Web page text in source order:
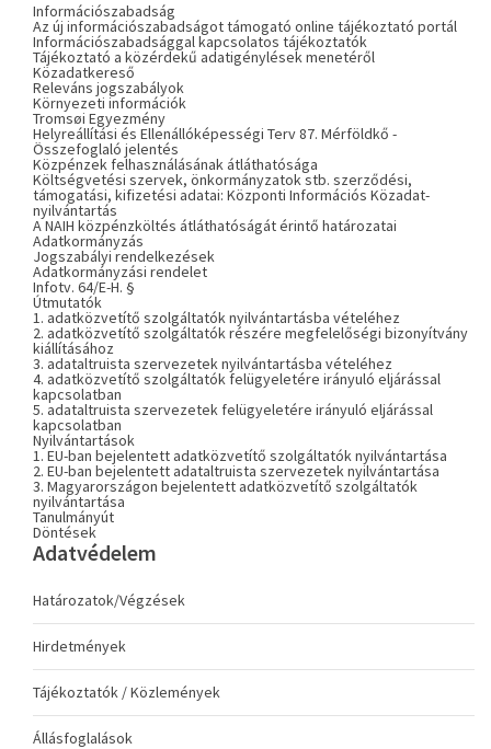
Információszabadság
Az új információszabadságot támogató online tájékoztató portál
Információszabadsággal kapcsolatos tájékoztatók
Tájékoztató a közérdekű adatigénylések menetéről
Közadatkereső
Releváns jogszabályok
Környezeti információk
Tromsøi Egyezmény
Helyreállítási és Ellenállóképességi Terv 87. Mérföldkő -
Összefoglaló jelentés
Közpénzek felhasználásának átláthatósága
Költségvetési szervek, önkormányzatok stb. szerződési,
támogatási, kifizetési adatai: Központi Információs Közadat-
nyilvántartás
A NAIH közpénzköltés átláthatóságát érintő határozatai
Adatkormányzás
Jogszabályi rendelkezések
Adatkormányzási rendelet
Infotv. 64/E-H. §
Útmutatók
1. adatközvetítő szolgáltatók nyilvántartásba vételéhez
2. adatközvetítő szolgáltatók részére megfelelőségi bizonyítvány
kiállításához
3. adataltruista szervezetek nyilvántartásba vételéhez
4. adatközvetítő szolgáltatók felügyeletére irányuló eljárással
kapcsolatban
5. adataltruista szervezetek felügyeletére irányuló eljárással
kapcsolatban
Nyilvántartások
1. EU-ban bejelentett adatközvetítő szolgáltatók nyilvántartása
2. EU-ban bejelentett adataltruista szervezetek nyilvántartása
3. Magyarországon bejelentett adatközvetítő szolgáltatók
nyilvántartása
Tanulmányút
Döntések
Adatvédelem
Határozatok/Végzések
Hirdetmények
Tájékoztatók / Közlemények
Állásfoglalások